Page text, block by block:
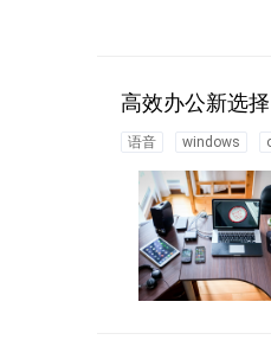
高效办公新选
语音 windows